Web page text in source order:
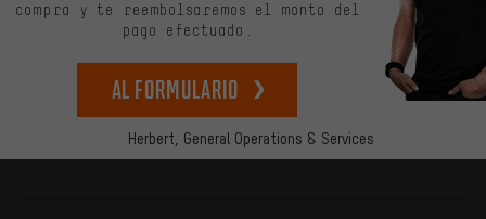
Herbert, General Operations & Services
compra y te reembolsaremos el monto del
pago efectuado.
Al formulario